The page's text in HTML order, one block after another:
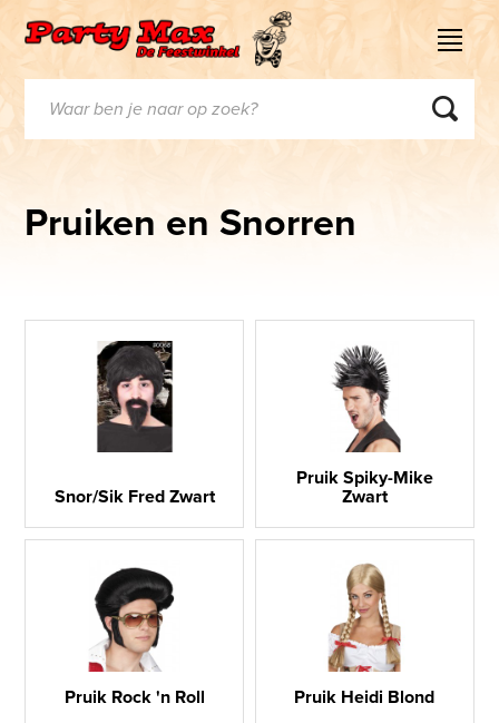
Pruiken en Snorren
Snor/Sik Fred Zwart
Pruik Spiky-Mike
Zwart
Pruik Rock 'n Roll Pruik Heidi Blond